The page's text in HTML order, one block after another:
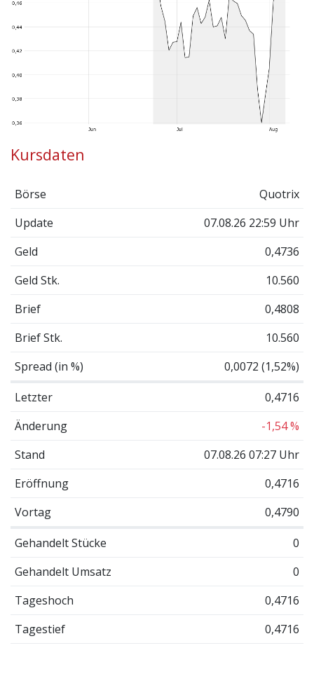
Kursdaten
Börse
Quotrix
Update
07.08.26 22:59 Uhr
Geld
0,4736
Geld Stk.
10.560
Brief
0,4808
Brief Stk.
10.560
Spread (in %)
0,0072 (1,52%)
Letzter
0,4716
Änderung
-1,54 %
Stand
07.08.26 07:27 Uhr
Eröffnung
0,4716
Vortag
0,4790
Gehandelt Stücke
0
Gehandelt Umsatz
0
Tageshoch
0,4716
Tagestief
0,4716